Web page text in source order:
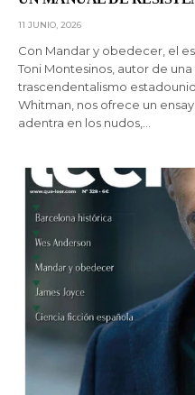
11 JUNIO, 2026
Con Mandar y obedecer, el
Toni Montesinos, autor de
trascendentalismo
Whitman, nos ofrece un
adentra en los nudos,…